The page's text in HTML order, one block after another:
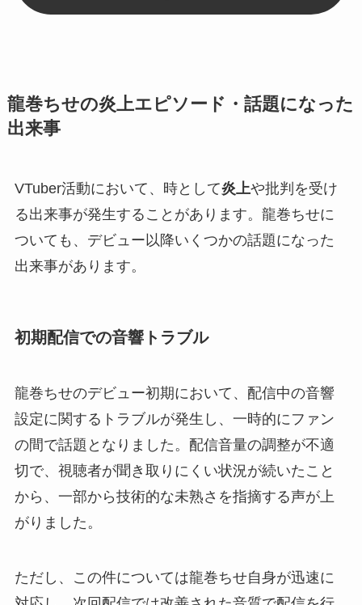
龍巻ちせの炎上エピソード・話題になった
出来事
VTuber活動において、時として炎上や批判を受け
る出来事が発生することがあります。龍巻ちせに
ついても、デビュー以降いくつかの話題になった
出来事があります。
初期配信での音響トラブル
龍巻ちせのデビュー初期において、配信中の音響
設定に関するトラブルが発生し、一時的にファン
の間で話題となりました。配信音量の調整が不適
切で、視聴者が聞き取りにくい状況が続いたこと
から、一部から技術的な未熟さを指摘する声が上
がりました。
ただし、この件については龍巻ちせ自身が迅速に